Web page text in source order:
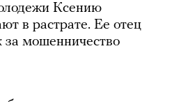
Ксению
в растрате. Ее отец
за мошенничество